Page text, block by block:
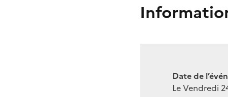
Date de
Le Vendredi